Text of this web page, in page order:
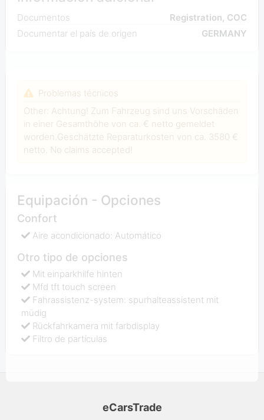
Documentos
Registration, COC
Documentar el país de origen
GERMANY
Problemas técnicos
Other: Achtung! Zum Fahrzeug sind uns Vorschäden
in einer Gesamthöhe von ca. € netto gemeldet
worden.Geschätzte Reparaturkosten von ca. 3580 €
netto. No claims accepted!
Equipación - Opciones
Confort
Aire acondicionado: Automático
Otro tipo de opciones
Mit einparkhilfe hinten
Mfd tft touch screen
Fahrassistenz-system: spurhalteassistent mit
müdig
Rückfahrkamera mit farbdisplay
Filtro de partículas
eCarsTrade